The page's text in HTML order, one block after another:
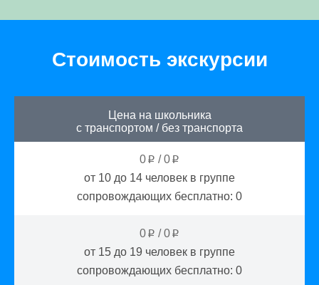
Стоимость экскурсии
Цена на школьника
с транспортом / без транспорта
0 p /0 p
от 10 до 14 человек в группе
сопровождающих бесплатно: 0
0 p /0 p
от 15 до 19 человек в группе
сопровождающих бесплатно: 0